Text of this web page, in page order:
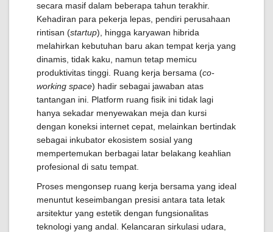
secara masif dalam beberapa tahun terakhir.
Kehadiran para pekerja lepas, pendiri perusahaan
rintisan (startup), hingga karyawan hibrida
melahirkan kebutuhan baru akan tempat kerja yang
dinamis, tidak kaku, namun tetap memicu
produktivitas tinggi. Ruang kerja bersama (co-
working space) hadir sebagai jawaban atas
tantangan ini. Platform ruang fisik ini tidak lagi
hanya sekadar menyewakan meja dan kursi
dengan koneksi internet cepat, melainkan bertindak
sebagai inkubator ekosistem sosial yang
mempertemukan berbagai latar belakang keahlian
profesional di satu tempat.
Proses mengonsep ruang kerja bersama yang ideal
menuntut keseimbangan presisi antara tata letak
arsitektur yang estetik dengan fungsionalitas
teknologi yang andal. Kelancaran sirkulasi udara,